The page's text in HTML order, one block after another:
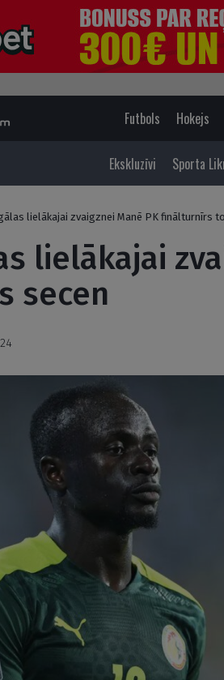
Futbols Hokejs
Ekskluzīvi Sporta
lielākajai zvaigznei Manē PK finālturnīrs
lielākajai
secen